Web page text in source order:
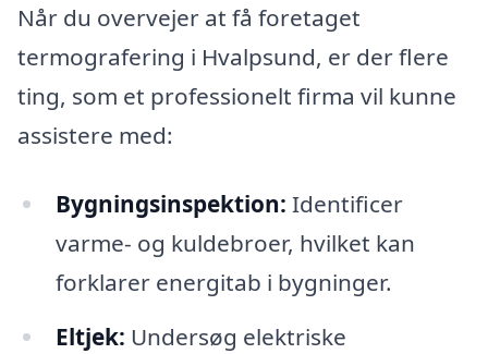
Når du overvejer at få foretaget
termografering i Hvalpsund, er der flere
ting, som et professionelt firma vil kunne
assistere med:
Bygningsinspektion: Identificer
varme- og kuldebroer, hvilket kan
forklarer energitab i bygninger.
Eltjek: Undersøg elektriske